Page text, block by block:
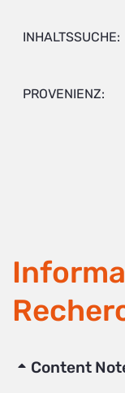
INHALTSSUCHE:
PROVENIENZ:
Content